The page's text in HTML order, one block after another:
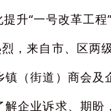
升“一号改革工程”
来自市、区两
（街道）商会
企业诉求、期